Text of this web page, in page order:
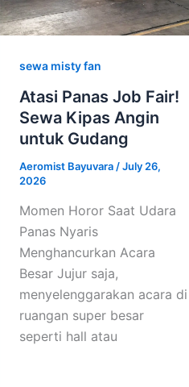
sewa misty fan
Atasi Panas Job Fair!
Sewa Kipas Angin
untuk Gudang
Aeromist Bayuvara /July 26,
2026
Momen Horor Saat Udara
Panas Nyaris
Menghancurkan Acara
Besar Jujur saja,
menyelenggarakan acara di
ruangan super besar
seperti hall atau